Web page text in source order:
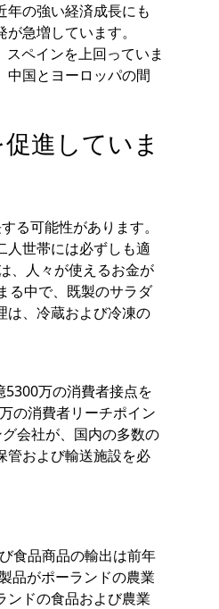
年の強い経済成長にも
急増しています。
ペインを上回っていま
中国とヨーロッパの間
進していま
る可能性があります。
人世帯には必ずしも適
、人々が使えるお金が
る中で、既製のサラダ
は、冷蔵および冷凍の
万の消費者接点を
の消費者リーチポイン
会社が、国内の多数の
管および輸送施設を必
食品商品の輸出は前年
品がポーランドの農業
ンドの食品および農業